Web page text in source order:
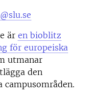
är en bioblitz
för europeiska
utmanar
den
campusområden.